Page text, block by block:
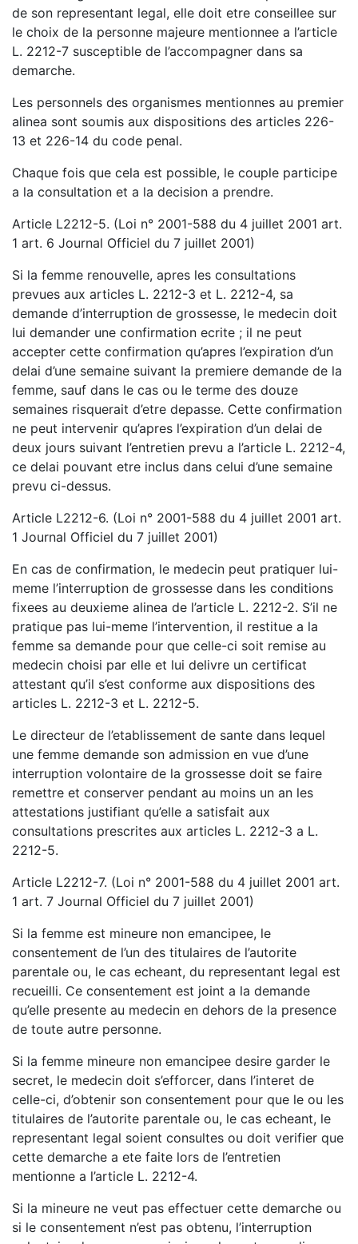
de son representant legal, elle doit etre conseillee sur
le choix de la personne majeure mentionnee a l’article
L. 2212-7 susceptible de l’accompagner dans sa
demarche.
Les personnels des organismes mentionnes au premier
alinea sont soumis aux dispositions des articles 226-
13 et 226-14 du code penal.
Chaque fois que cela est possible, le couple participe
a la consultation et a la decision a prendre.
Article L2212-5. (Loi n° 2001-588 du 4 juillet 2001 art.
1 art. 6 Journal Officiel du 7 juillet 2001)
Si la femme renouvelle, apres les consultations
prevues aux articles L. 2212-3 et L. 2212-4, sa
demande d’interruption de grossesse, le medecin doit
lui demander une confirmation ecrite ; il ne peut
accepter cette confirmation qu’apres l’expiration d’un
delai d’une semaine suivant la premiere demande de la
femme, sauf dans le cas ou le terme des douze
semaines risquerait d’etre depasse. Cette confirmation
ne peut intervenir qu’apres l’expiration d’un delai de
deux jours suivant l’entretien prevu a l’article L. 2212-4,
ce delai pouvant etre inclus dans celui d’une semaine
prevu ci-dessus.
Article L2212-6. (Loi n° 2001-588 du 4 juillet 2001 art.
1 Journal Officiel du 7 juillet 2001)
En cas de confirmation, le medecin peut pratiquer lui-
meme l’interruption de grossesse dans les conditions
fixees au deuxieme alinea de l’article L. 2212-2. S’il ne
pratique pas lui-meme l’intervention, il restitue a la
femme sa demande pour que celle-ci soit remise au
medecin choisi par elle et lui delivre un certificat
attestant qu’il s’est conforme aux dispositions des
articles L. 2212-3 et L. 2212-5.
Le directeur de l’etablissement de sante dans lequel
une femme demande son admission en vue d’une
interruption volontaire de la grossesse doit se faire
remettre et conserver pendant au moins un an les
attestations justifiant qu’elle a satisfait aux
consultations prescrites aux articles L. 2212-3 a L.
2212-5.
Article L2212-7. (Loi n° 2001-588 du 4 juillet 2001 art.
1 art. 7 Journal Officiel du 7 juillet 2001)
Si la femme est mineure non emancipee, le
consentement de l’un des titulaires de l’autorite
parentale ou, le cas echeant, du representant legal est
recueilli. Ce consentement est joint a la demande
qu’elle presente au medecin en dehors de la presence
de toute autre personne.
Si la femme mineure non emancipee desire garder le
secret, le medecin doit s’efforcer, dans l’interet de
celle-ci, d’obtenir son consentement pour que le ou les
titulaires de l’autorite parentale ou, le cas echeant, le
representant legal soient consultes ou doit verifier que
cette demarche a ete faite lors de l’entretien
mentionne a l’article L. 2212-4.
Si la mineure ne veut pas effectuer cette demarche ou
si le consentement n’est pas obtenu, l’interruption